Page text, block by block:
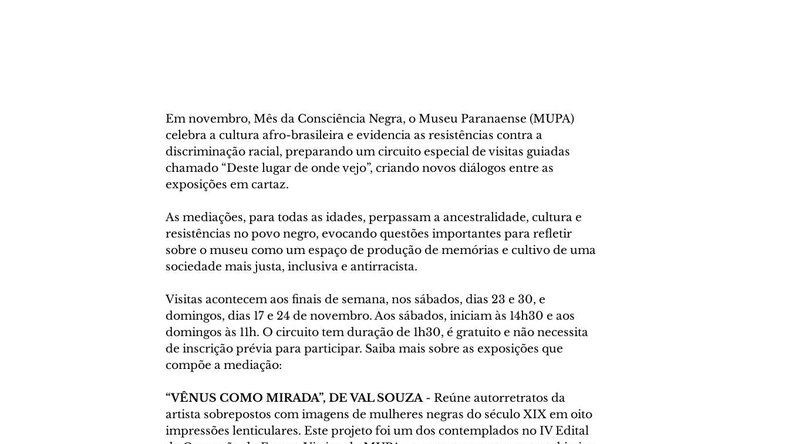
Em novembro, Mês da Consciência Negra, o Museu Paranaense (MUPA)
celebra a cultura afro-brasileira e evidencia as resistências contra a
discriminação racial, preparando um circuito especial de visitas guiadas
chamado “Deste lugar de onde vejo”, criando novos diálogos entre as
exposições em cartaz.
As mediações, para todas as idades, perpassam a ancestralidade, cultura e
resistências no povo negro, evocando questões importantes para refletir
sobre o museu como um espaço de produção de memórias e cultivo de uma
sociedade mais justa, inclusiva e antirracista.
Visitas acontecem aos finais de semana, nos sábados, dias 23 e 30, e
domingos, dias 17 e 24 de novembro. Aos sábados, iniciam às 14h30 e aos
domingos às 11h. O circuito tem duração de 1h30, é gratuito e não necessita
de inscrição prévia para participar. Saiba mais sobre as exposições que
compõe a mediação:
“VÊNUS COMO MIRADA”, DE VAL SOUZA - Reúne autorretratos da
artista sobrepostos com imagens de mulheres negras do século XIX em oito
impressões lenticulares. Este projeto foi um dos contemplados no IV Edital